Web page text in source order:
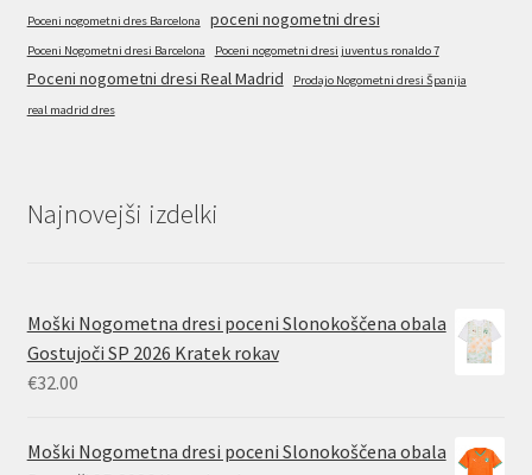
Poceni nogometni dres Barcelona
poceni nogometni dresi
Poceni Nogometni dresi Barcelona Poceni nogometni dresi juventus ronaldo 7
Poceni nogometni dresi Real Madrid
Prodajo Nogometni dresi Španija
real madrid dres
Najnovejši izdelki
Moški Nogometna dresi poceni Slonokoščena obala
Gostujoči SP 2026 Kratek rokav
€32.00
Moški Nogometna dresi poceni Slonokoščena obala